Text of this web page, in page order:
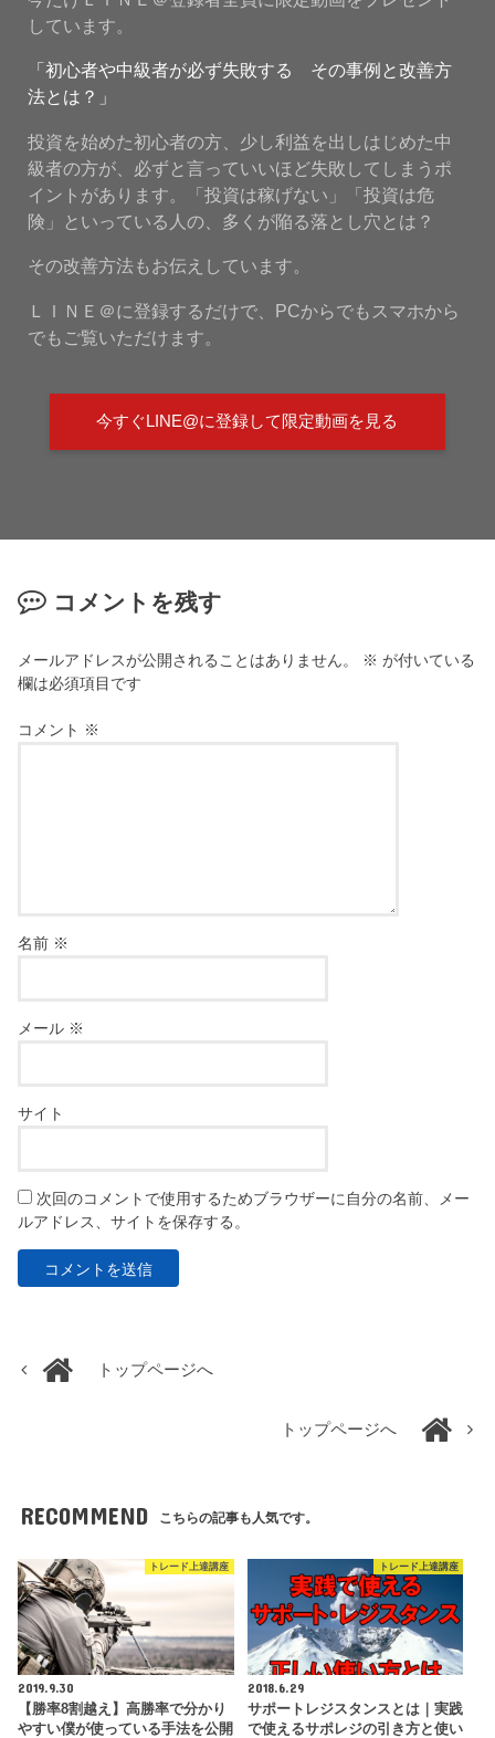
しています。
「初心者や中級者が必ず失敗する その事例と改善方
法とは？」
投資を始めた初心者の方、少し利益を出しはじめた中
級者の方が、必ずと言っていいほど失敗してしまうポ
イントがあります。「投資は稼げない」「投資は危
険」といっている人の、多くが陥る落とし穴とは？
その改善方法もお伝えしています。
ＬＩＮＥ＠に登録するだけで、PCからでもスマホから
でもご覧いただけます。
今すぐLINE@に登録して限定動画を見る
コメントを残す
メールアドレスが公開されることはありません。 ※ が付いている
欄は必須項目です
コメント ※
名前 ※
メール ※
サイト
次回のコメントで使用するためブラウザーに自分の名前、メー
ルアドレス、サイトを保存する。
トップページへ
トップページへ
RECOMMEND こちらの記事も人気です。
トレード上達講座
2019.9.30
【勝率8割越え】高勝率で分かり
やすい僕が使っている手法を公開
トレード上達講座
2018.6.29
サポートレジスタンスとは｜実践
で使えるサポレジの引き方と使い